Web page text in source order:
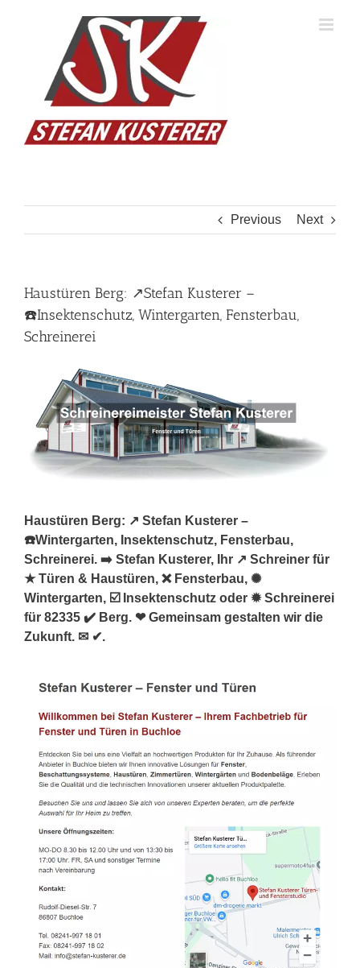
Previous Next
Haustüren Berg: ↗️Stefan Kusterer –
☎️Insektenschutz, Wintergarten, Fensterbau,
Schreinerei
Haustüren Berg: ↗️ Stefan Kusterer –
☎️Wintergarten, Insektenschutz, Fensterbau,
Schreinerei. ➡️ Stefan Kusterer, Ihr ↗️ Schreiner für
★ Türen & Haustüren, ❌ Fensterbau, ✺
Wintergarten, ☑️ Insektenschutz oder ✹ Schreinerei
für 82335 ✔️ Berg. ❤ Gemeinsam gestalten wir die
Zukunft. ✉ ✔.